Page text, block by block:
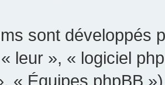
sont développés
leur », « logiciel
« Équipes phpBB